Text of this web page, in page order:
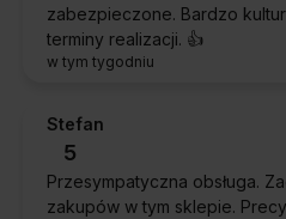
zabezpieczone. Bardzo
terminy realizacji. 👍️
w tym tygodniu
Stefan
5
Przesympatyczna obsługa.
zakupów w tym sklepie.